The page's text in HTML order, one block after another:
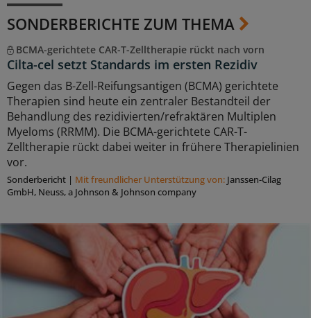
SONDERBERICHTE ZUM THEMA
BCMA-gerichtete CAR-T-Zelltherapie rückt nach vorn
Cilta-cel setzt Standards im ersten Rezidiv
Gegen das B-Zell-Reifungsantigen (BCMA) gerichtete
Therapien sind heute ein zentraler Bestandteil der
Behandlung des rezidivierten/refraktären Multiplen
Myeloms (RRMM). Die BCMA-gerichtete CAR-T-
Zelltherapie rückt dabei weiter in frühere Therapielinien
vor.
Sonderbericht | Mit freundlicher Unterstützung von: Janssen-Cilag
GmbH, Neuss, a Johnson & Johnson company